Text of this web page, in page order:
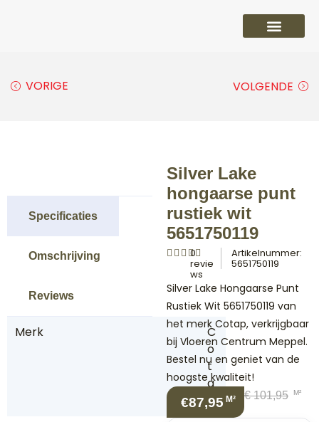
VORIGE VOLGENDE
Specificaties
Omschrijving
Reviews
Merk
C
o
t
a
p
Silver Lake
hongaarse punt
rustiek wit
5651750119
0
revie
ws
Artikelnummer:
5651750119
Silver Lake Hongaarse Punt
Rustiek Wit 5651750119 van
het merk Cotap, verkrijgbaar
bij Vloeren Centrum Meppel.
Bestel nu en geniet van de
hoogste kwaliteit!
€87,95 M² €101,95 M²